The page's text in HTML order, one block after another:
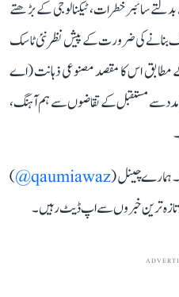
سائبر خطرات، ٹیکنالوجی کے بڑھتے
شفاف بنانے کی ضرورت کے پیش نظر نئی ٹاسک
مطابق اس کا مقصد مصنوعی ذہانت (اے
مدد سے مستقبل کے تقاضوں سے ہم آہنگ،
ہمارے چینل (qaumiawaz@
)
ترین خبروں سے اپ ڈیٹ رہیں۔